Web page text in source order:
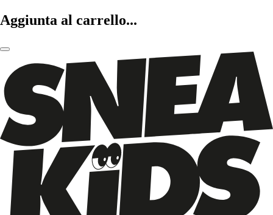
Aggiunta al carrello...